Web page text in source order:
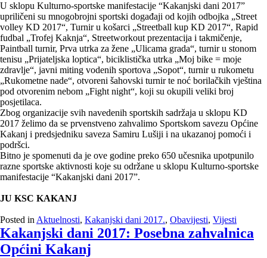
U sklopu Kulturno-sportske manifestacije “Kakanjski dani 2017”
upriličeni su mnogobrojni sportski događaji od kojih odbojka „Street
volley KD 2017“, Turnir u košarci „Streetball kup KD 2017“, Rapid
fudbal „Trofej Kaknja“, Streetworkout prezentacija i takmičenje,
Paintball turnir, Prva utrka za žene „Ulicama grada“, turnir u stonom
tenisu „Prijateljska loptica“, biciklistička utrka „Moj bike = moje
zdravlje“, javni miting vodenih sportova „Sopot“, turnir u rukometu
„Rukometne nade“, otvoreni šahovski turnir te noć borilačkih vještina
pod otvorenim nebom „Fight night“, koji su okupili veliki broj
posjetilaca.
Zbog organizacije svih navedenih sportskih sadržaja u sklopu KD
2017 želimo da se prvenstveno zahvalimo Sportskom savezu Općine
Kakanj i predsjedniku saveza Samiru Lušiji i na ukazanoj pomoći i
podršci.
Bitno je spomenuti da je ove godine preko 650 učesnika upotpunilo
razne sportske aktivnosti koje su održane u sklopu Kulturno-sportske
manifestacije “Kakanjski dani 2017”.
JU KSC KAKANJ
Posted in Aktuelnosti, Kakanjski dani 2017., Obavijesti, Vijesti
Kakanjski dani 2017: Posebna zahvalnica
Općini Kakanj